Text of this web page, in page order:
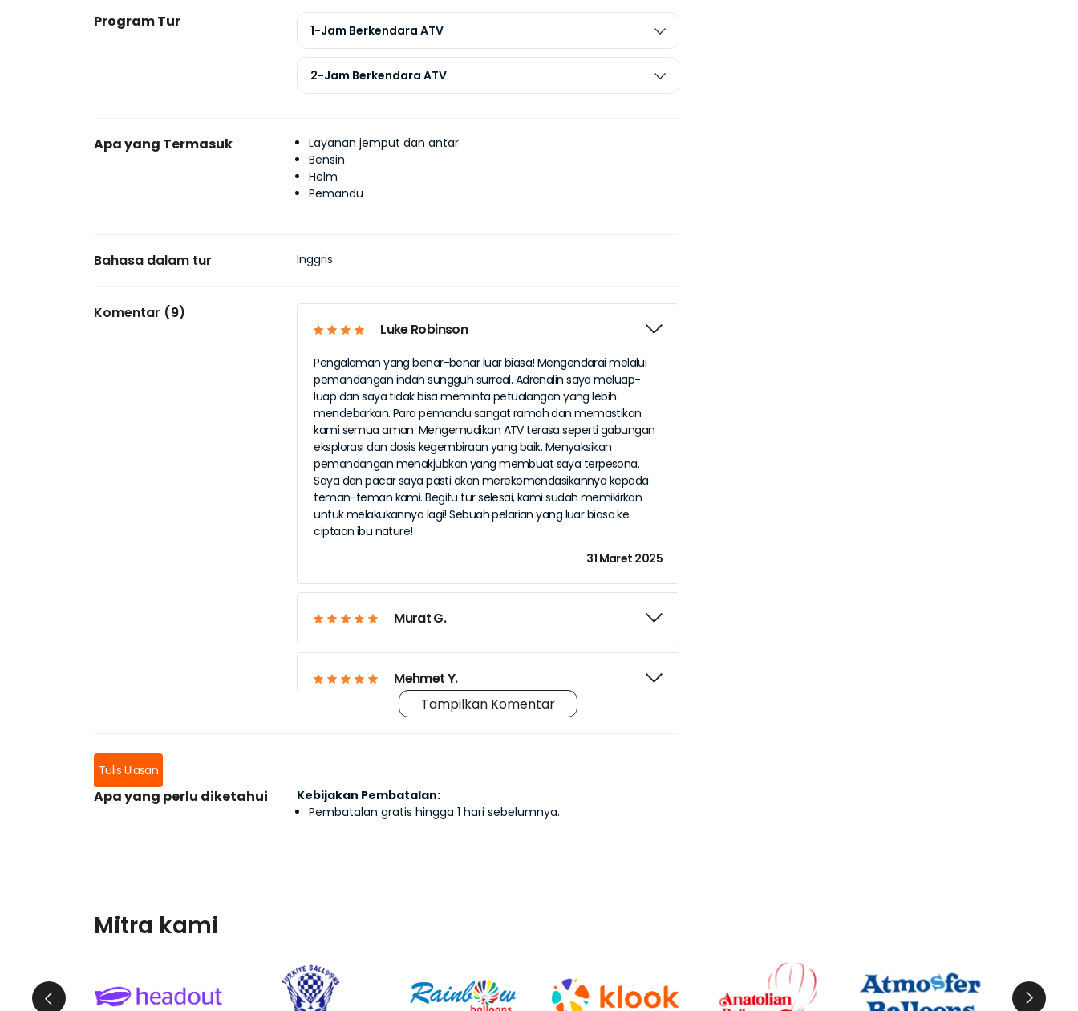
Program Tur 1-Jam Berkendara ATV
2-Jam Berkendara ATV
Apa yang Termasuk
Layanan jemput dan antar
Bensin
Helm
Pemandu
Bahasa dalam tur Inggris
Komentar (9)
Luke Robinson
Pengalaman yang benar-benar luar biasa! Mengendarai melalui
pemandangan indah sungguh surreal. Adrenalin saya meluap-
luap dan saya tidak bisa meminta petualangan yang lebih
mendebarkan. Para pemandu sangat ramah dan memastikan
kami semua aman. Mengemudikan ATV terasa seperti gabungan
eksplorasi dan dosis kegembiraan yang baik. Menyaksikan
pemandangan menakjubkan yang membuat saya terpesona.
Saya dan pacar saya pasti akan merekomendasikannya kepada
teman-teman kami. Begitu tur selesai, kami sudah memikirkan
untuk melakukannya lagi! Sebuah pelarian yang luar biasa ke
ciptaan ibu nature!
31 Maret 2025
Murat G.
Mehmet Y.
Laura S.
Batuhan B.
Tampilkan Komentar
Tulis Ulasan
Apa yang perlu diketahui
Kebijakan Pembatalan:
Pembatalan gratis hingga 1 hari sebelumnya.
Mitra kami